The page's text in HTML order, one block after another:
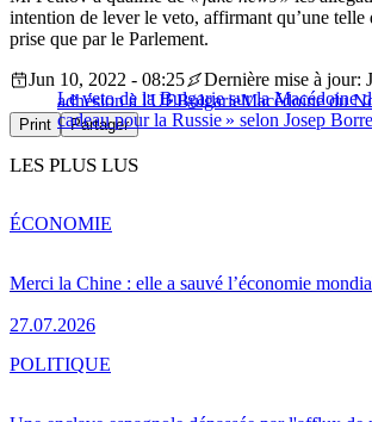
intention de lever le veto, affirmant qu’une telle
prise que par le Parlement.
Le veto de la Bulgarie sur la Macédoine
cadeau pour la Russie » selon Josep
Jun 10, 2022 - 08:25
Dernière mise à jour:
adhésion à l'UEBulgarieMacédoine du
Print Partager
LES PLUS LUS
Merci la Chine : elle a sauvé l’économie
27.07.2026
ÉCONOMIE
POLITIQUE